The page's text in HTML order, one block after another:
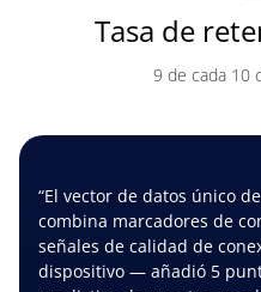
Tasa de
9 de cada 10
“El vector de datos único
combina marcadores de
señales de calidad de
dispositivo — añadió 5